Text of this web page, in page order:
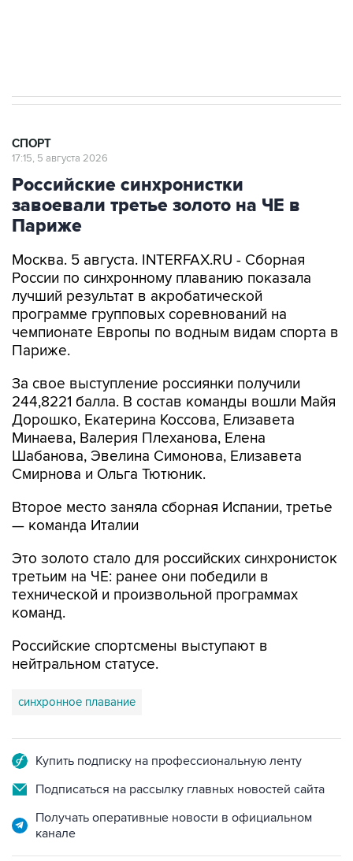
СПОРТ
17:15, 5 августа 2026
Российские синхронистки
завоевали третье золото на ЧЕ в
Париже
Москва. 5 августа. INTERFAX.RU - Сборная
России по синхронному плаванию показала
лучший результат в акробатической
программе групповых соревнований на
чемпионате Европы по водным видам спорта в
Париже.
За свое выступление россиянки получили
244,8221 балла. В состав команды вошли Майя
Дорошко, Екатерина Коссова, Елизавета
Минаева, Валерия Плеханова, Елена
Шабанова, Эвелина Симонова, Елизавета
Смирнова и Ольга Тютюник.
Второе место заняла сборная Испании, третье
— команда Италии
Это золото стало для российских синхронисток
третьим на ЧЕ: ранее они победили в
технической и произвольной программах
команд.
Российские спортсмены выступают в
нейтральном статусе.
синхронное плавание
Купить подписку на профессиональную ленту
Подписаться на рассылку главных новостей сайта
Получать оперативные новости в официальном
канале